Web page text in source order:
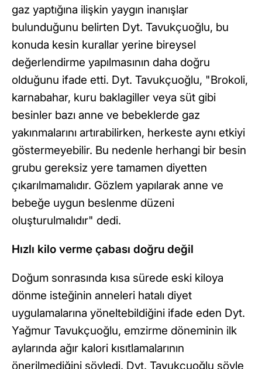
gaz yaptığına ilişkin yaygın inanışlar
bulunduğunu belirten Dyt. Tavukçuoğlu, bu
konuda kesin kurallar yerine bireysel
değerlendirme yapılmasının daha doğru
olduğunu ifade etti. Dyt. Tavukçuoğlu, "Brokoli,
karnabahar, kuru baklagiller veya süt gibi
besinler bazı anne ve bebeklerde gaz
yakınmalarını artırabilirken, herkeste aynı etkiyi
göstermeyebilir. Bu nedenle herhangi bir besin
grubu gereksiz yere tamamen diyetten
çıkarılmamalıdır. Gözlem yapılarak anne ve
bebeğe uygun beslenme düzeni
oluşturulmalıdır" dedi.
Hızlı kilo verme çabası doğru değil
Doğum sonrasında kısa sürede eski kiloya
dönme isteğinin anneleri hatalı diyet
uygulamalarına yöneltebildiğini ifade eden Dyt.
Yağmur Tavukçuoğlu, emzirme döneminin ilk
aylarında ağır kalori kısıtlamalarının
önerilmediğini söyledi. Dyt. Tavukçuoğlu şöyle